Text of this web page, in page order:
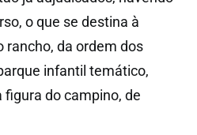
o que se destina à
rancho, da ordem dos
infantil temático,
do campino, de